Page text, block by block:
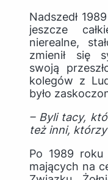
Nadszedł
jeszcze
nierealne,
zmienił się
swoją
kolegów z
było
– Byli tacy,
też inni,
Po 1989 roku
mających na